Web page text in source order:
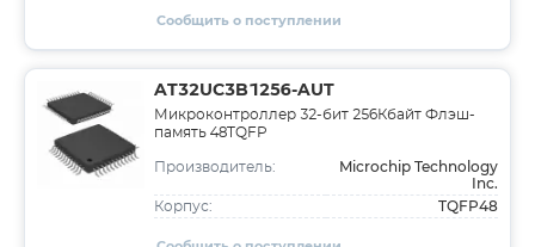
Сообщить о поступлении
AT32UC3B1256-AUT
Микроконтроллер 32-бит 256Кбайт Флэш-
память 48TQFP
Производитель:
Microchip Technology
Inc.
Корпус: TQFP48